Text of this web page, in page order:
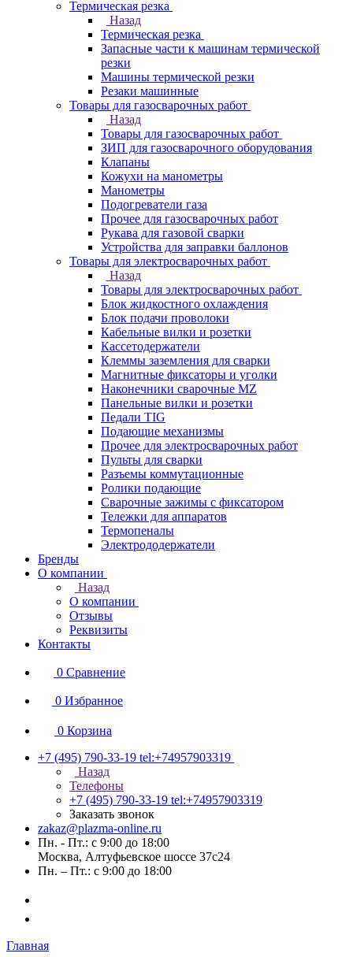
Термическая резка
Назад
Термическая резка
Запасные части к машинам термической
резки
Машины термической резки
Резаки машинные
Товары для газосварочных работ
Назад
Товары для газосварочных работ
ЗИП для газосварочного оборудования
Клапаны
Кожухи на манометры
Манометры
Подогреватели газа
Прочее для газосварочных работ
Рукава для газовой сварки
Устройства для заправки баллонов
Товары для электросварочных работ
Назад
Товары для электросварочных работ
Блок жидкостного охлаждения
Блок подачи проволоки
Кабельные вилки и розетки
Кассетодержатели
Клеммы заземления для сварки
Магнитные фиксаторы и уголки
Наконечники сварочные MZ
Панельные вилки и розетки
Педали TIG
Подающие механизмы
Прочее для электросварочных работ
Пульты для сварки
Разъемы коммутационные
Ролики подающие
Сварочные зажимы с фиксатором
Тележки для аппаратов
Термопеналы
Электрододержатели
Бренды
О компании
Назад
О компании
Отзывы
Реквизиты
Контакты
0 Сравнение
0 Избранное
0 Корзина
+7 (495) 790-33-19 tel:+74957903319
Назад
Телефоны
+7 (495) 790-33-19 tel:+74957903319
Заказать звонок
zakaz@plazma-online.ru
Пн. - Пт.: с 9:00 до 18:00
Москва, Алтуфьевское шоссе 37с24
Пн. – Пт.: с 9:00 до 18:00
Главная